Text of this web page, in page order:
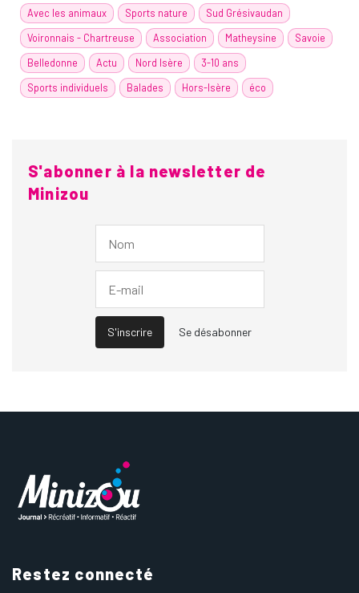
Avec les animaux
Sports nature
Sud Grésivaudan
Voironnais - Chartreuse
Association Matheysine
Savoie
Belledonne
Actu Nord Isère
3-10 ans
Sports individuels
Balades Hors-Isère éco
S'abonner à la newsletter de
Minizou
S'inscrire Se désabonner
Restez connecté